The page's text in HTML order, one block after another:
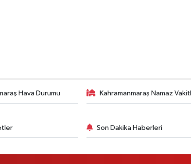
Hava Durumu Kahramanmaraş Namaz
Son Dakika Haberleri